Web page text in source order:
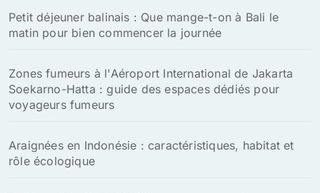
Petit déjeuner balinais : Que mange-t-on à Bali le
matin pour bien commencer la journée
Zones fumeurs à l'Aéroport International de Jakarta
Soekarno-Hatta : guide des espaces dédiés pour
voyageurs fumeurs
Araignées en Indonésie : caractéristiques, habitat et
rôle écologique